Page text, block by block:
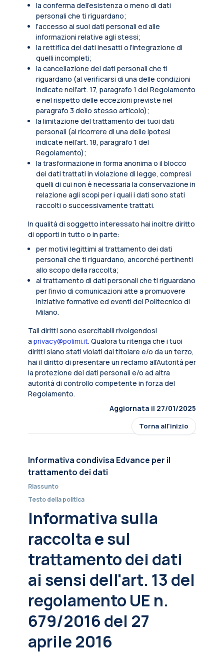
la conferma dell’esistenza o meno di dati
personali che ti riguardano;
l'accesso ai suoi dati personali ed alle
informazioni relative agli stessi;
la rettifica dei dati inesatti o l'integrazione di
quelli incompleti;
la cancellazione dei dati personali che ti
riguardano (al verificarsi di una delle condizioni
indicate nell'art. 17, paragrafo 1 del Regolamento
e nel rispetto delle eccezioni previste nel
paragrafo 3 dello stesso articolo);
la limitazione del trattamento dei tuoi dati
personali (al ricorrere di una delle ipotesi
indicate nell'art. 18, paragrafo 1 del
Regolamento);
la trasformazione in forma anonima o il blocco
dei dati trattati in violazione di legge, compresi
quelli di cui non è necessaria la conservazione in
relazione agli scopi per i quali i dati sono stati
raccolti o successivamente trattati.
In qualità di soggetto interessato hai inoltre diritto
di opporti in tutto o in parte:
per motivi legittimi al trattamento dei dati
personali che ti riguardano, ancorché pertinenti
allo scopo della raccolta;
al trattamento di dati personali che ti riguardano
per l’invio di comunicazioni atte a promuovere
iniziative formative ed eventi del Politecnico di
Milano.
Tali diritti sono esercitabili rivolgendosi
a privacy@polimi.it. Qualora tu ritenga che i tuoi
diritti siano stati violati dal titolare e/o da un terzo,
hai il diritto di presentare un reclamo all’Autorità per
la protezione dei dati personali e/o ad altra
autorità di controllo competente in forza del
Regolamento.
Aggiornata il 27/01/2025
Torna all'inizio
Informativa condivisa Edvance per il
trattamento dei dati
Riassunto
Testo della politica
Informativa sulla
raccolta e sul
trattamento dei dati
ai sensi dell'art. 13 del
regolamento UE n.
679/2016 del 27
aprile 2016